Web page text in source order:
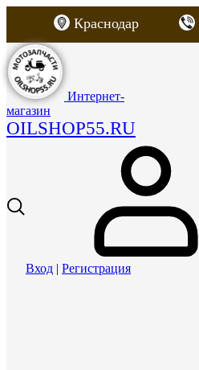
Краснодар
Интернет-
магазин
OILSHOP55.RU
Вход | Регистрация